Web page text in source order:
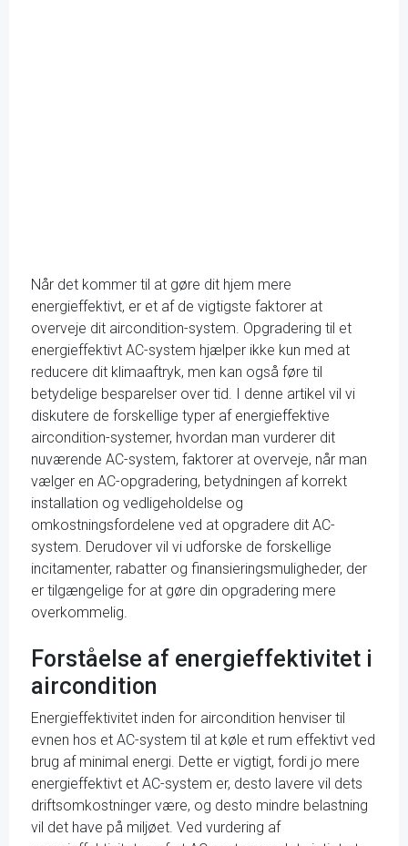
Når det kommer til at gøre dit hjem mere
energieffektivt, er et af de vigtigste faktorer at
overveje dit aircondition-system. Opgradering til et
energieffektivt AC-system hjælper ikke kun med at
reducere dit klimaaftryk, men kan også føre til
betydelige besparelser over tid. I denne artikel vil vi
diskutere de forskellige typer af energieffektive
aircondition-systemer, hvordan man vurderer dit
nuværende AC-system, faktorer at overveje, når man
vælger en AC-opgradering, betydningen af korrekt
installation og vedligeholdelse og
omkostningsfordelene ved at opgradere dit AC-
system. Derudover vil vi udforske de forskellige
incitamenter, rabatter og finansieringsmuligheder, der
er tilgængelige for at gøre din opgradering mere
overkommelig.
Forståelse af energieffektivitet i
aircondition
Energieffektivitet inden for aircondition henviser til
evnen hos et AC-system til at køle et rum effektivt ved
brug af minimal energi. Dette er vigtigt, fordi jo mere
energieffektivt et AC-system er, desto lavere vil dets
driftsomkostninger være, og desto mindre belastning
vil det have på miljøet. Ved vurdering af